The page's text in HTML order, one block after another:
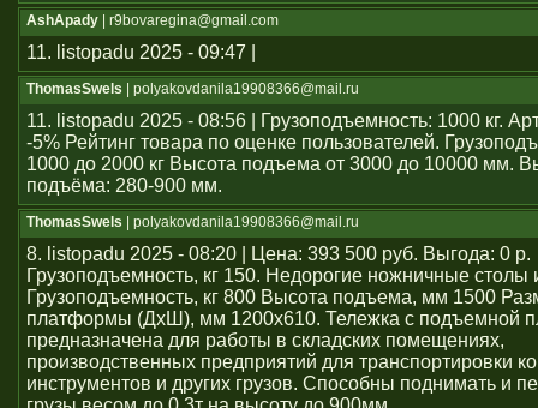
AshApady | r9bovaregina@gmail.com
11. listopadu 2025 - 09:47 |
ThomasSwels | polyakovdanila19908366@mail.ru
11. listopadu 2025 - 08:56 | Грузоподъемность: 1000 кг.
-5% Рейтинг товара по оценке пользователей.
1000 до 2000 кг Высота подъема от 3000 до 10000 мм.
подъёма: 280-900 мм.
ThomasSwels | polyakovdanila19908366@mail.ru
8. listopadu 2025 - 08:20 | Цена: 393 500 руб. Выгода: 0 р.
Грузоподъемность, кг 150. Недорогие ножничные столы
Грузоподъемность, кг 800 Высота подъема, мм 1500
платформы (ДхШ), мм 1200x610. Тележка с подъемной
предназначена для работы в складских помещениях,
производственных предприятий для транспортировки
инструментов и других грузов. Способны поднимать и